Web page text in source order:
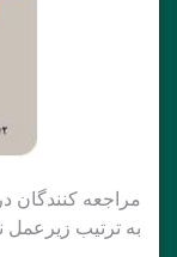
مراجعه كنندگان
به ترتيب زيرعمل